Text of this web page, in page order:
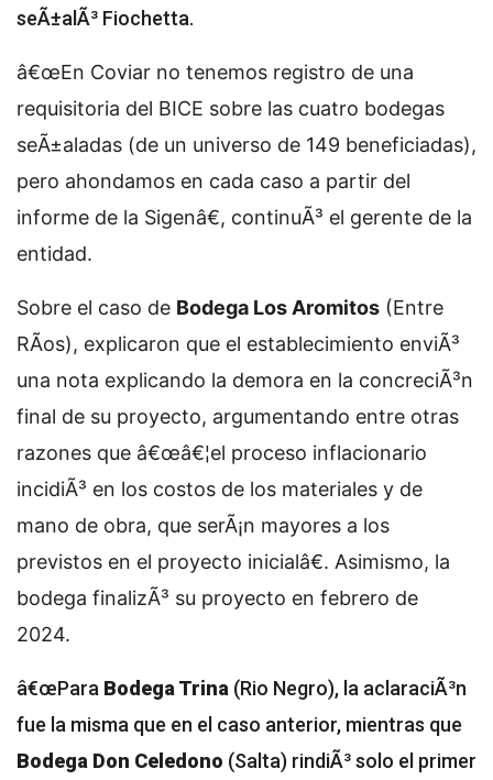
seÃ±alÃ³ Fiochetta.
â€œEn Coviar no tenemos registro de una
requisitoria del BICE sobre las cuatro bodegas
seÃ±aladas (de un universo de 149 beneficiadas),
pero ahondamos en cada caso a partir del
informe de la Sigenâ€, continuÃ³ el gerente de la
entidad.
Sobre el caso de Bodega Los Aromitos (Entre
RÃ­os), explicaron que el establecimiento enviÃ³
una nota explicando la demora en la concreciÃ³n
final de su proyecto, argumentando entre otras
razones que â€œâ€¦el proceso inflacionario
incidiÃ³ en los costos de los materiales y de
mano de obra, que serÃ¡n mayores a los
previstos en el proyecto inicialâ€. Asimismo, la
bodega finalizÃ³ su proyecto en febrero de
2024.
â€œPara Bodega Trina (Rio Negro), la aclaraciÃ³n
fue la misma que en el caso anterior, mientras que
Bodega Don Celedono (Salta) rindiÃ³ solo el primer